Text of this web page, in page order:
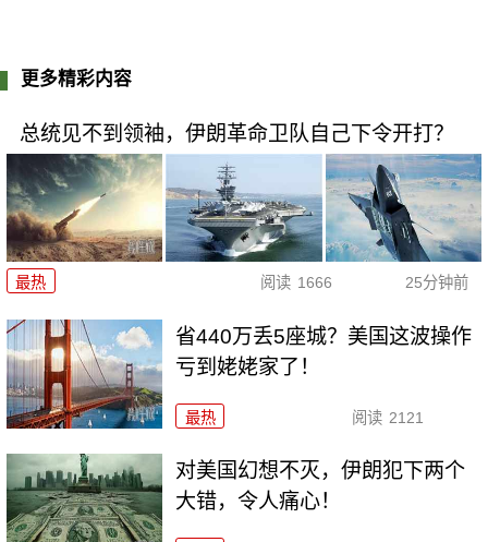
更多精彩内容
总统见不到领袖，伊朗革命卫队自己下令开打？
最热 阅读 1666 25分钟前
省440万丢5座城？美国这波操作
亏到姥姥家了！
最热 阅读 2121
对美国幻想不灭，伊朗犯下两个
大错，令人痛心！